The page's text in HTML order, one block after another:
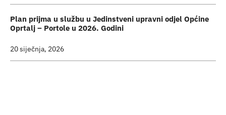
Plan prijma u službu u Jedinstveni upravni odjel Općine
Oprtalj – Portole u 2026. Godini
20 siječnja, 2026